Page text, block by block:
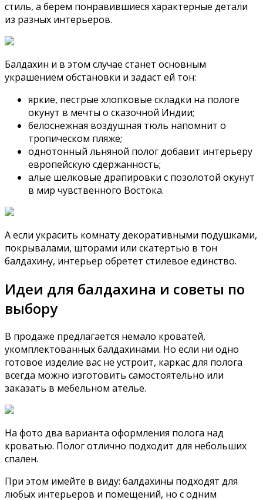
стиль, а берем понравившиеся характерные детали
из разных интерьеров.
Балдахин и в этом случае станет основным
украшением обстановки и задаст ей тон:
яркие, пестрые хлопковые складки на пологе
окунут в мечты о сказочной Индии;
белоснежная воздушная тюль напомнит о
тропическом пляже;
однотонный льняной полог добавит интерьеру
европейскую сдержанность;
алые шелковые драпировки с позолотой окунут
в мир чувственного Востока.
А если украсить комнату декоративными подушками,
покрывалами, шторами или скатертью в тон
балдахину, интерьер обретет стилевое единство.
Идеи для балдахина и советы по
выбору
В продаже предлагается немало кроватей,
укомплектованных балдахинами. Но если ни одно
готовое изделие вас не устроит, каркас для полога
всегда можно изготовить самостоятельно или
заказать в мебельном ателье.
На фото два варианта оформления полога над
кроватью. Полог отлично подходит для небольших
спален.
При этом имейте в виду: балдахины подходят для
любых интерьеров и помещений, но с одним